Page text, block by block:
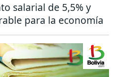
salarial de 5,5% y
para la economía